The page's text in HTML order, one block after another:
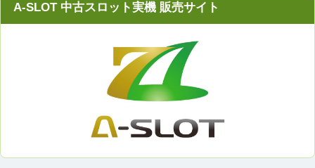
A-SLOT 中古スロット実機 販売サイト